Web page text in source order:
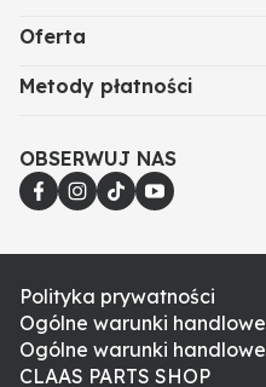
Oferta
Metody płatności
OBSERWUJ NAS
Polityka prywatności
Ogólne warunki handlowe
Ogólne warunki handlowe
CLAAS PARTS SHOP